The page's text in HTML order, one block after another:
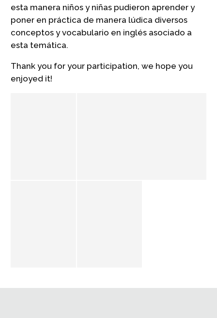
esta manera niños y niñas pudieron aprender y
poner en práctica de manera lúdica diversos
conceptos y vocabulario en inglés asociado a
esta temática.
Thank you for your participation, we hope you
enjoyed it!